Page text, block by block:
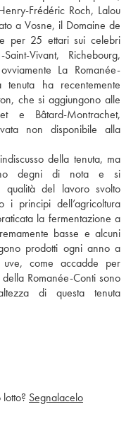
Frédéric Roch, Lalou
a Vosne, il Domaine de
per 25 ettari sui celebri
Vivant, Richebourg,
La Romanée-
ha recentemente
che si aggiungono alle
e Bâtard-Montrachet,
non disponibile alla
della tenuta, ma
degni di nota e si
qualità del lavoro svolto
i principi dell’agricoltura
la fermentazione a
basse e alcuni
prodotti ogni anno a
come accadde per
Romanée-Conti sono
di questa tenuta
Segnalacelo